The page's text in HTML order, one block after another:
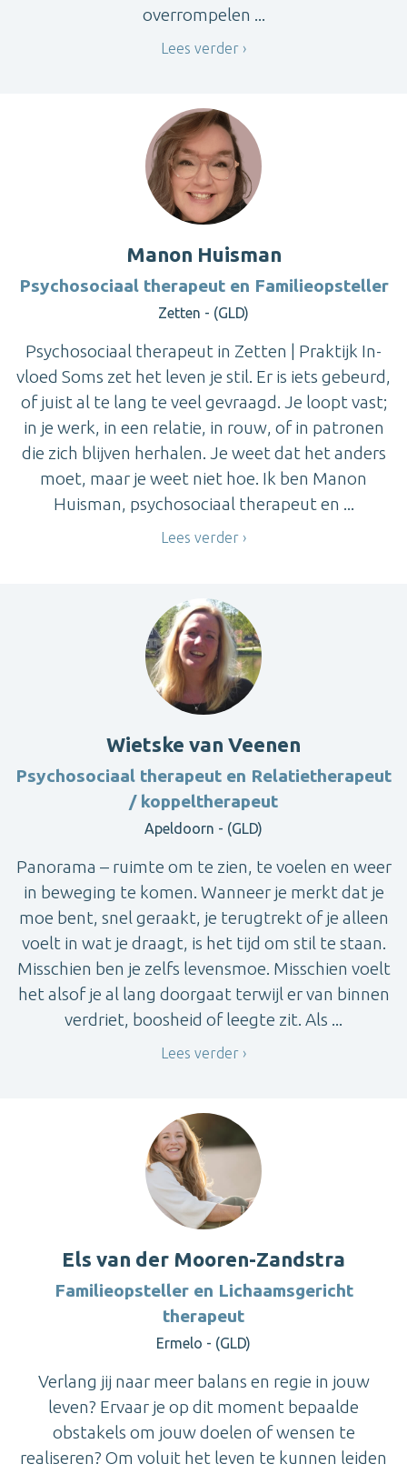
overrompelen ...
Lees verder
Manon Huisman
Psychosociaal therapeut en Familieopsteller
Zetten - (GLD)
Psychosociaal therapeut in Zetten | Praktijk In-
vloed Soms zet het leven je stil. Er is iets gebeurd,
of juist al te lang te veel gevraagd. Je loopt vast;
in je werk, in een relatie, in rouw, of in patronen
die zich blijven herhalen. Je weet dat het anders
moet, maar je weet niet hoe. Ik ben Manon
Huisman, psychosociaal therapeut en ...
Lees verder
Wietske van Veenen
Psychosociaal therapeut en Relatietherapeut
/ koppeltherapeut
Apeldoorn - (GLD)
Panorama – ruimte om te zien, te voelen en weer
in beweging te komen. Wanneer je merkt dat je
moe bent, snel geraakt, je terugtrekt of je alleen
voelt in wat je draagt, is het tijd om stil te staan.
Misschien ben je zelfs levensmoe. Misschien voelt
het alsof je al lang doorgaat terwijl er van binnen
verdriet, boosheid of leegte zit. Als ...
Lees verder
Els van der Mooren-Zandstra
Familieopsteller en Lichaamsgericht
therapeut
Ermelo - (GLD)
Verlang jij naar meer balans en regie in jouw
leven? Ervaar je op dit moment bepaalde
obstakels om jouw doelen of wensen te
realiseren? Om voluit het leven te kunnen leiden